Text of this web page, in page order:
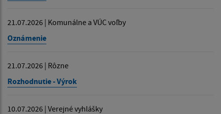
21.07.2026 | Komunálne a VÚC voľby
Oznámenie
21.07.2026 | Rôzne
Rozhodnutie - Výrok
10.07.2026 | Verejné vyhlášky